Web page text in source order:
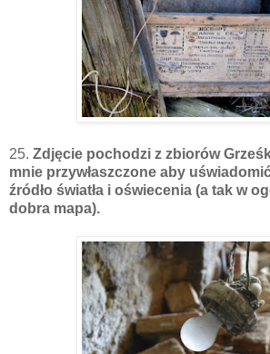
25. Zdjęcie pochodzi z zbiorów
mnie przywłaszczone aby
źródło światła i oświecenia (a tak w
dobra mapa).